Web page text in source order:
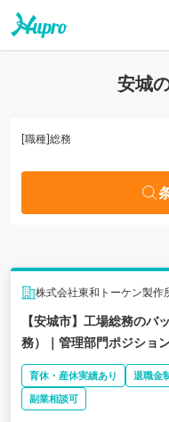
安城
[職種]総務
株式会社東和トーケン製作
【安城市】工場総務のバ
務）｜管理部門ポジショ
育休・産休実績あり 退職金
副業相談可